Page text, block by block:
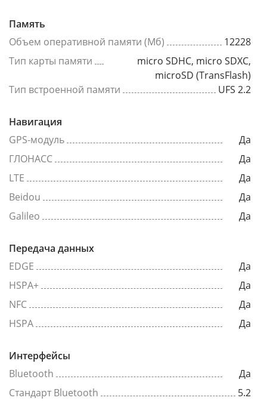
Память
Объем оперативной памяти (Мб)
12228
Тип карты памяти
micro SDHC, micro SDXC,
microSD (TransFlash)
Тип встроенной памяти
UFS 2.2
Навигация
GPS-модуль
Да
ГЛОНАСС
Да
LTE
Да
Beidou
Да
Galileo
Да
Передача данных
EDGE
Да
HSPA+
Да
NFC
Да
HSPA
Да
Интерфейсы
Bluetooth
Да
Стандарт Bluetooth
5.2